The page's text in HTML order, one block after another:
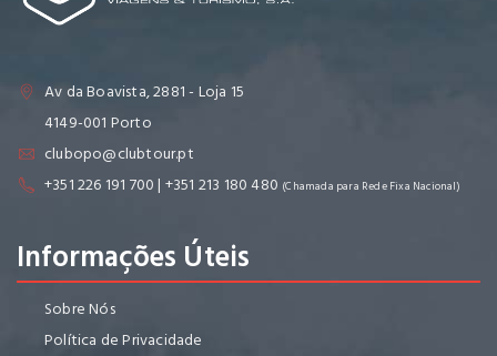
Av da Boavista, 2881 - Loja 15
4149-001 Porto
clubopo@clubtour.pt
+351 226 191 700 | +351 213 180 480 (Chamada para Rede Fixa Nacional)
Informações Úteis
Sobre Nós
Política de Privacidade